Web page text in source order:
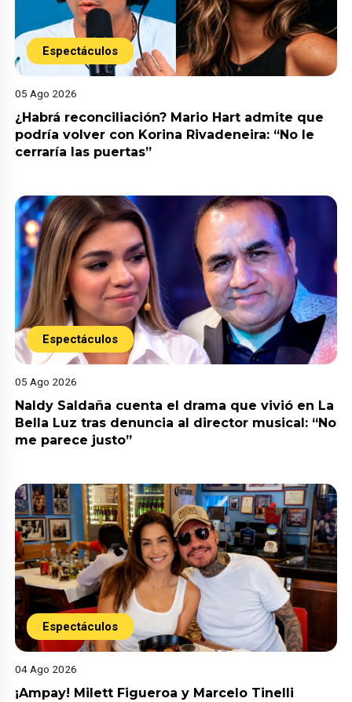
Espectáculos
05 Ago 2026
¿Habrá reconciliación? Mario Hart admite que
podría volver con Korina Rivadeneira: “No le
cerraría las puertas”
Espectáculos
05 Ago 2026
Naldy Saldaña cuenta el drama que vivió en La
Bella Luz tras denuncia al director musical: “No
me parece justo”
Espectáculos
04 Ago 2026
¡Ampay! Milett Figueroa y Marcelo Tinelli